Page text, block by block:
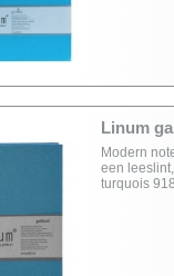
Linum
Modern
een
turquois